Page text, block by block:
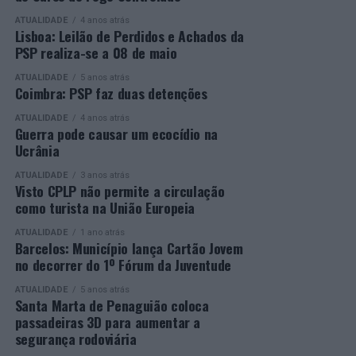
Mais informações em:
https://awards.innovationinpolitics.eu/
Durante a cerimónia foi ainda reconhecido o trabalho
desenvolvido por toda a equipa de formadores e
para o sucesso desta edição do Curso EFA.
A Escola de Tecnologia e Gestão de Barcelos continua a
afirmar-se como uma referência na formação
profissional e na qualificação de adultos, contribuindo
para o desenvolvimento de competências, o aumento da
empregabilidade e a valorização do capital humano do
concelho e da região.
A Empresa Municipal de Educação e Cultura de Barcelos
felicita todos os diplomados por esta importante
conquista, desejando-lhes os maiores sucessos pessoais,
profissionais e académicos, convicta de que este diploma
representa o início de novas oportunidades e novos
desafios.
ATUALIDADE 4 anos atrás
Lisboa: Leilão de Perdidos e Achados da
PSP realiza-se a 08 de maio
ATUALIDADE 5 anos atrás
Coimbra: PSP faz duas detenções
ATUALIDADE 4 anos atrás
Guerra pode causar um ecocídio na
Ucrânia
ATUALIDADE 3 anos atrás
Visto CPLP não permite a circulação
como turista na União Europeia
ATUALIDADE 1 ano atrás
Barcelos: Município lança Cartão Jovem
no decorrer do 1º Fórum da Juventude
ATUALIDADE 5 anos atrás
Santa Marta de Penaguião coloca
passadeiras 3D para aumentar a
segurança rodoviária